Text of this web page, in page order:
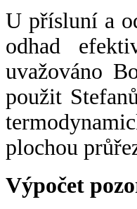
U přísluní a
odhad
uvažováno
použit
plochou
Výpočet